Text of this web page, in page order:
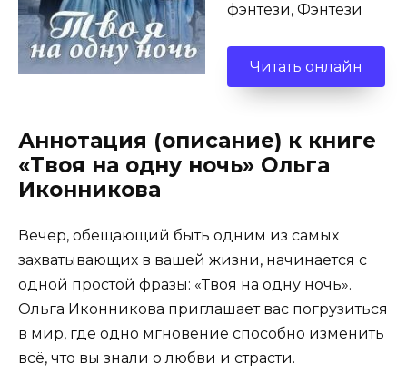
фэнтези, Фэнтези
Читать онлайн
Аннотация (описание) к книге
«Твоя на одну ночь» Ольга
Иконникова
Вечер, обещающий быть одним из самых
захватывающих в вашей жизни, начинается с
одной простой фразы: «Твоя на одну ночь».
Ольга Иконникова приглашает вас погрузиться
в мир, где одно мгновение способно изменить
всё, что вы знали о любви и страсти.